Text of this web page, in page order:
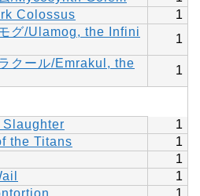
Colossus
1
グ/Ulamog, the Infini
1
クール/Emrakul, the
1
Slaughter
1
the Titans
1
1
1